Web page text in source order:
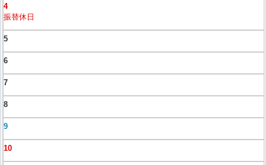
4
振替休日
5
6
7
8
9
10